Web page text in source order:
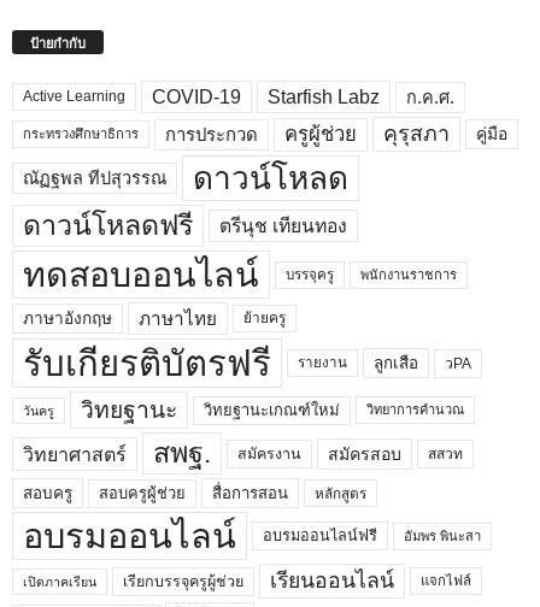
ป้ายกำกับ
Active Learning COVID-19 Starfish Labz ก.ค.ศ.
กระทรวงศึกษาธิการ การประกวด ครูผู้ช่วย คุรุสภา คู่มือ
ณัฏฐพล ทีปสุวรรณ ดาวน์โหลด
ดาวน์โหลดฟรี ตรีนุช เทียนทอง
ทดสอบออนไลน์ บรรจุครู พนักงานราชการ
ภาษาอังกฤษ ภาษาไทย ย้ายครู
รับเกียรติบัตรฟรี รายงาน ลูกเสือ วPA
วันครู วิทยฐานะ วิทยฐานะเกณฑ์ใหม่ วิทยาการคำนวณ
วิทยาศาสตร์ สพฐ. สมัครงาน สมัครสอบ สสวท
สอบครู สอบครูผู้ช่วย สื่อการสอน หลักสูตร
อบรมออนไลน์ อบรมออนไลน์ฟรี อัมพร พินะสา
เปิดภาคเรียน เรียกบรรจุครูผู้ช่วย เรียนออนไลน์ แจกไฟล์